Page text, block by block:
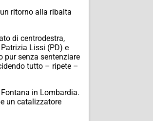
ritorno alla ribalta
di centrodestra,
Lissi (PD) e
pur senza sentenziare
tutto – ripete –
in Lombardia.
un catalizzatore